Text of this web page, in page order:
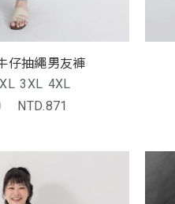
仔抽繩男友褲
3XL 4XL
NTD.871